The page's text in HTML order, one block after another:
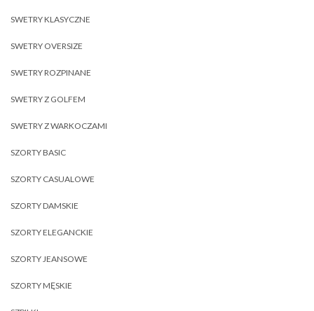
SWETRY KLASYCZNE
SWETRY OVERSIZE
SWETRY ROZPINANE
SWETRY Z GOLFEM
SWETRY Z WARKOCZAMI
SZORTY BASIC
SZORTY CASUALOWE
SZORTY DAMSKIE
SZORTY ELEGANCKIE
SZORTY JEANSOWE
SZORTY MĘSKIE